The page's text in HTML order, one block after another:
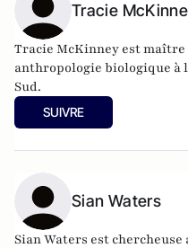
Tracie
Tracie McKinney est maître
anthropologie biologique à
Sud.
SUIVRE
Sian Waters
Sian Waters est